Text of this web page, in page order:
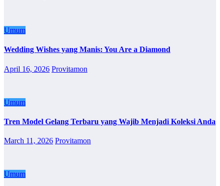
Umum
Wedding Wishes yang Manis: You Are a Diamond
April 16, 2026 Provitamon
Umum
Tren Model Gelang Terbaru yang Wajib Menjadi Koleksi Anda
March 11, 2026 Provitamon
Umum